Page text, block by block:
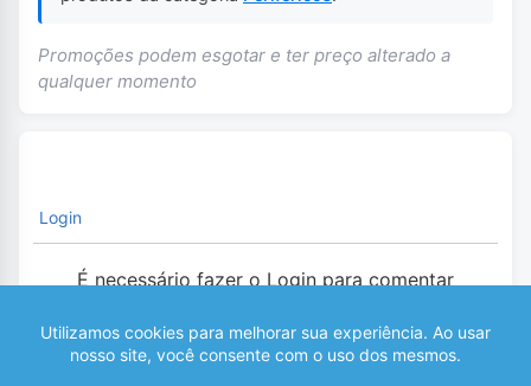
Promoções podem esgotar e ter preço alterado a
qualquer momento
Login
É necessário fazer o Login para comentar
COMENTÁRIOS